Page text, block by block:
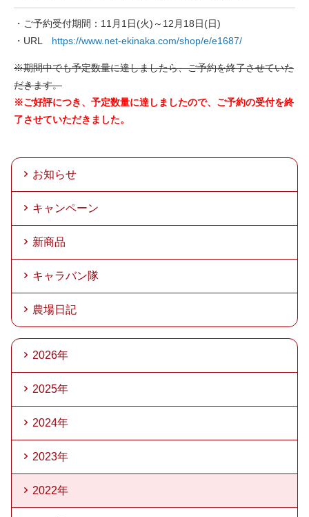
・ご予約受付期間：11月1日(火)～12月18日(日)
・URL https://www.net-ekinaka.com/shop/e/e1687/
※期間中でも予定数量に達しましたら、ご予約を終了させていた
だきます。
※ご好評につき、予定数量に達しましたので、ご予約の受付を終
了させていただきました。
お知らせ
キャンペーン
新商品
キャラバン隊
農場日記
2026年
2025年
2024年
2023年
2022年